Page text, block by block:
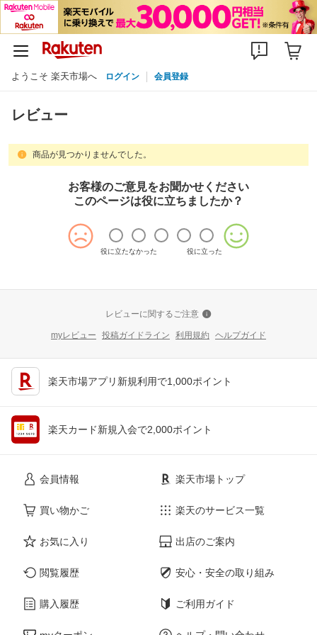
ようこそ 楽天市場へ ログイン 会員登録
レビュー
商品が見つかりませんでした。
お客様のご意見をお聞かせください
このページは役に立ちましたか？
役に立たなかった 役に立った
レビューに関するご注意
myレビュー 投稿ガイドライン 利用規約 ヘルプガイド
楽天市場アプリ新規利用で1,000ポイント
楽天カード新規入会で2,000ポイント
会員情報
買い物かご
お気に入り
閲覧履歴
購入履歴
楽天市場トップ
楽天のサービス一覧
出店のご案内
安心・安全の取り組み
ご利用ガイド